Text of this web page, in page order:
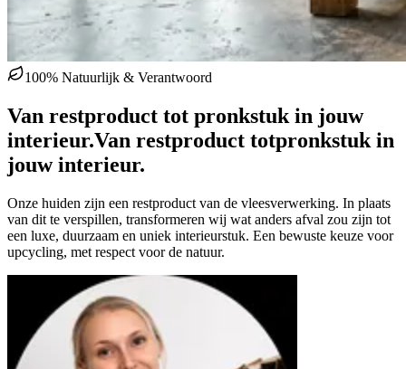
100% Natuurlijk & Verantwoord
Van restproduct tot pronkstuk in jouw
interieur.Van restproduct totpronkstuk in
jouw interieur.
Onze huiden zijn een restproduct van de vleesverwerking. In plaats
van dit te verspillen, transformeren wij wat anders afval zou zijn tot
een luxe, duurzaam en uniek interieurstuk. Een bewuste keuze voor
upcycling, met respect voor de natuur.